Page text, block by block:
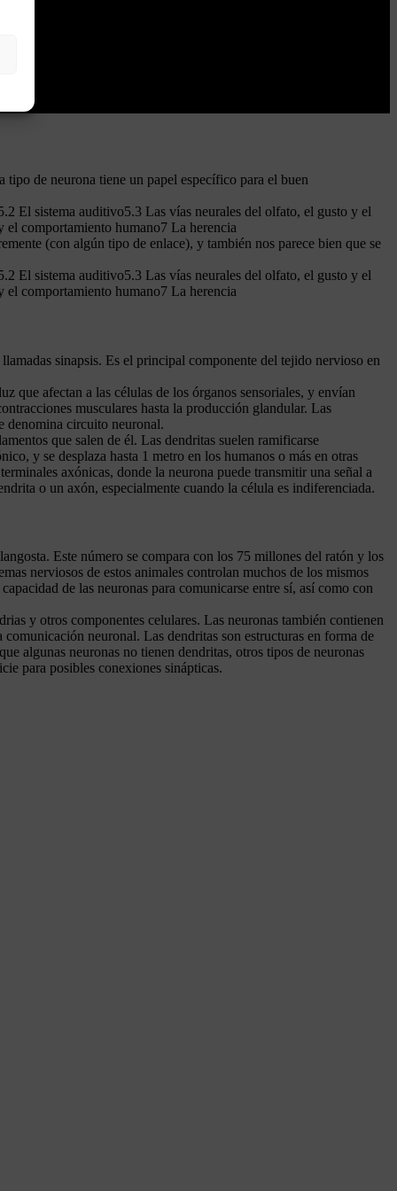
tipo de neurona tiene un papel específico para el buen
El sistema auditivo5.3 Las vías neurales del olfato, el gusto y el
comportamiento humano7 La herencia
(con algún tipo de enlace), y también nos parece bien que se
El sistema auditivo5.3 Las vías neurales del olfato, el gusto y el
comportamiento humano7 La herencia
sinapsis. Es el principal componente del tejido nervioso en
que afectan a las células de los órganos sensoriales, y envían
musculares hasta la producción glandular. Las
denomina circuito neuronal.
que salen de él. Las dendritas suelen ramificarse
y se desplaza hasta 1 metro en los humanos o más en otras
axónicas, donde la neurona puede transmitir una señal a
o un axón, especialmente cuando la célula es indiferenciada.
Este número se compara con los 75 millones del ratón y los
nerviosos de estos animales controlan muchos de los mismos
de las neuronas para comunicarse entre sí, así como con
y otros componentes celulares. Las neuronas también contienen
neuronal. Las dendritas son estructuras en forma de
algunas neuronas no tienen dendritas, otros tipos de neuronas
para posibles conexiones sinápticas.